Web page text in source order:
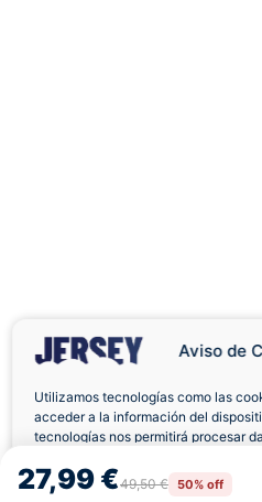
Aviso de
Utilizamos tecnologías como las
acceder a la información del
tecnologías nos permitirá procesar
retirar el consentimiento, puede
características y funciones.
Rechazar
27,99 €49,50 € 50% off
Envíos a Domicilio